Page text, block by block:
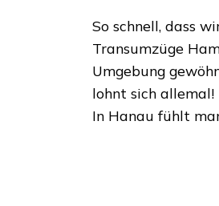
So schnell, dass
Transumzüge
Umgebung
lohnt sich allemal!
In Hanau fühlt